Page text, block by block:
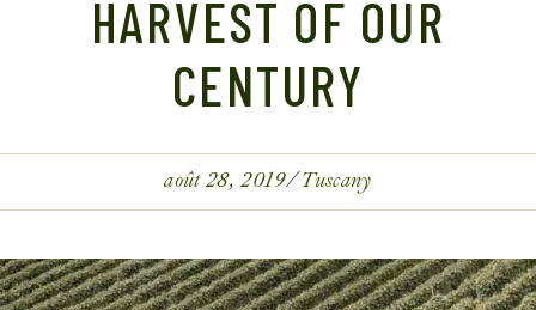
HARVEST OF OUR
CENTURY
août 28, 2019 Tuscany